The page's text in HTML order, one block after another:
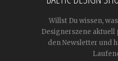
Willst Du wissen,
Designerszene aktuell
den Newsletter und